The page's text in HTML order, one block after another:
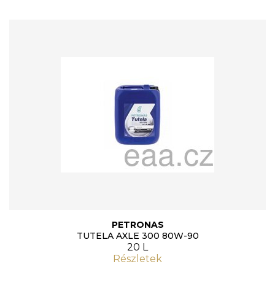
PETRONAS
TUTELA AXLE 300 80W-90
20 L
Részletek